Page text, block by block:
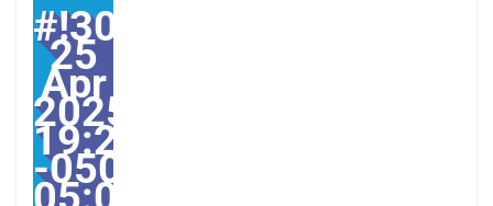
#!30Fri,
25
Apr
2025
19:23:00
-0500-